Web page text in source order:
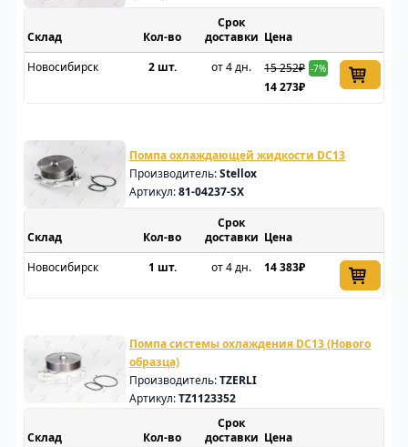
Склад
Срок
доставки Цена
Новосибирск
2 шт. от 4 дн. 15 252₽ -7%
14 273₽
Помпа охлаждающей жидкости DC13
Производитель:Stellox
Артикул:81-04237-SX
Склад
Срок
доставки Цена
Новосибирск
1 шт. от 4 дн. 14 383₽
Помпа системы охлаждения DC13 (Нового
образца)
Производитель:TZERLI
Артикул:TZ1123352
Склад
Срок
доставки Цена